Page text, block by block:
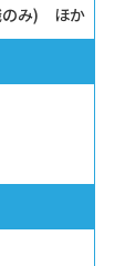
のみ) ほか